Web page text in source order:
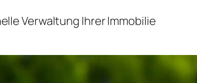
Verwaltung Ihrer Immobilie